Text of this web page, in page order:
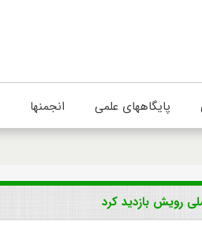
پایگاههای علمی انجمنها
رویش بازدید کرد